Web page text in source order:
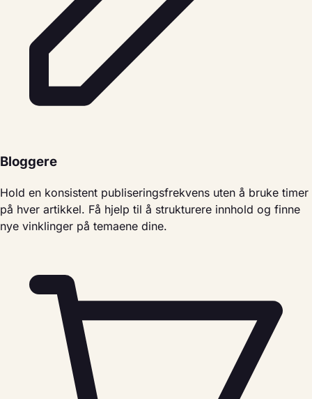
Bloggere
Hold en konsistent publiseringsfrekvens uten å bruke timer
på hver artikkel. Få hjelp til å strukturere innhold og finne
nye vinklinger på temaene dine.